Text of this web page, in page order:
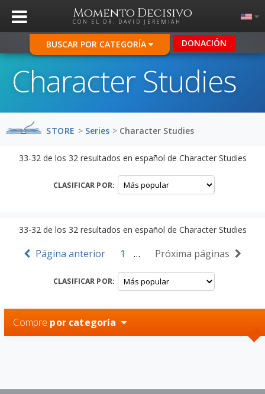
Momento Decisivo
CON EL DR. DAVID JEREMIAH
BUSCAR POR CATEGORÍA DONACIÓN
Character Studies
STORE > Series > Character Studies
33-32de los 32resultados en español de Character Studies
CLASIFICAR POR:
33-32 de los 32 resultados en español de Character Studies
Página anterior 1 … Próxima páginas
CLASIFICAR POR:
Compre por categoría